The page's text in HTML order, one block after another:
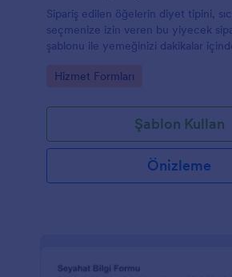
Sipariş edilen öğelerin diyet tipini,
seçmenize izin veren bu yiyecek
şablonu ile yemeğinizi dakikalar
Go to Category:
Hizmet Formları
Şablon Kullan
Önizleme